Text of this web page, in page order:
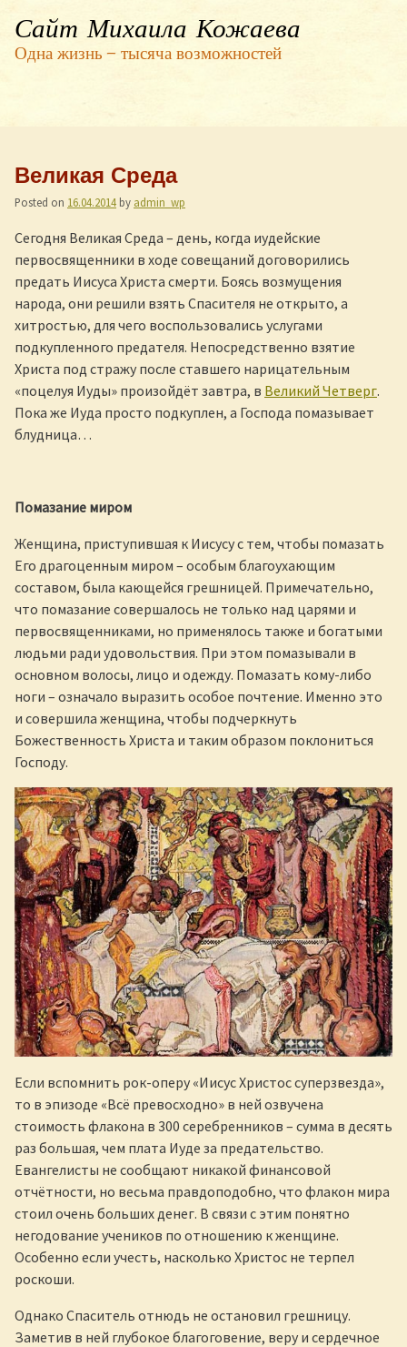
Сайт Михаила Кожаева
Одна жизнь — тысяча возможностей
Великая Среда
Posted on 16.04.2014 by admin_wp
Сегодня Великая Среда – день, когда иудейские
первосвященники в ходе совещаний договорились
предать Иисуса Христа смерти. Боясь возмущения
народа, они решили взять Спасителя не открыто, а
хитростью, для чего воспользовались услугами
подкупленного предателя. Непосредственно взятие
Христа под стражу после ставшего нарицательным
«поцелуя Иуды» произойдёт завтра, в Великий Четверг.
Пока же Иуда просто подкуплен, а Господа помазывает
блудница…
Помазание миром
Женщина, приступившая к Иисусу с тем, чтобы помазать
Его драгоценным миром – особым благоухающим
составом, была кающейся грешницей. Примечательно,
что помазание совершалось не только над царями и
первосвященниками, но применялось также и богатыми
людьми ради удовольствия. При этом помазывали в
основном волосы, лицо и одежду. Помазать кому-либо
ноги – означало выразить особое почтение. Именно это
и совершила женщина, чтобы подчеркнуть
Божественность Христа и таким образом поклониться
Господу.
Если вспомнить рок-оперу «Иисус Христос суперзвезда»,
то в эпизоде «Всё превосходно» в ней озвучена
стоимость флакона в 300 серебренников – сумма в десять
раз большая, чем плата Иуде за предательство.
Евангелисты не сообщают никакой финансовой
отчётности, но весьма правдоподобно, что флакон мира
стоил очень больших денег. В связи с этим понятно
негодование учеников по отношению к женщине.
Особенно если учесть, насколько Христос не терпел
роскоши.
Однако Спаситель отнюдь не остановил грешницу.
Заметив в ней глубокое благоговение, веру и сердечное